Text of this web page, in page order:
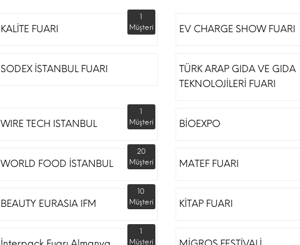
KALİTE FUARI
1
Müşteri
EV CHARGE SHOW FUARI
SODEX İSTANBUL FUARI
TÜRK ARAP GIDA VE GIDA
TEKNOLOJİLERİ FUARI
WIRE TECH ISTANBUL
1
Müşteri
BİOEXPO
WORLD FOOD İSTANBUL
20
Müşteri
MATEF FUARI
BEAUTY EURASIA IFM
10
Müşteri
KİTAP FUARI
1
Müşteri